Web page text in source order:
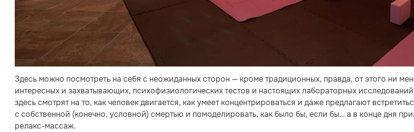
Здесь можно посмотреть на себя с неожиданных сторон — кроме традиционных, правда, от этого ни
интересных и захватывающих, психофизиологических тестов и настоящих лабораторных
здесь смотрят на то, как человек двигается, как умеет концентрироваться и даже предлагают
с собственной (конечно, условной) смертью и помоделировать, как было бы, если бы… а в конце дня
релакс-массаж.